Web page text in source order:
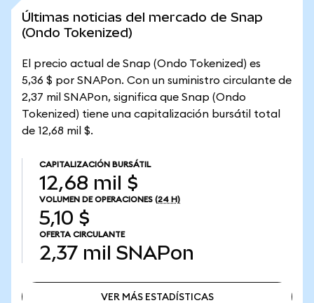
Últimas noticias del mercado de Snap
(Ondo Tokenized)
El precio actual de Snap (Ondo Tokenized) es
5,36 $ por SNAPon. Con un suministro circulante de
2,37 mil SNAPon, significa que Snap (Ondo
Tokenized) tiene una capitalización bursátil total
de 12,68 mil $.
CAPITALIZACIÓN BURSÁTIL
12,68 mil $
VOLUMEN DE OPERACIONES (24 H)
5,10 $
OFERTA CIRCULANTE
2,37 mil SNAPon
VER MÁS ESTADÍSTICAS